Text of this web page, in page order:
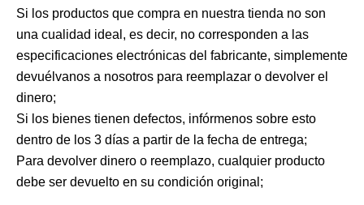
Si los productos que compra en nuestra tienda no son
una cualidad ideal, es decir, no corresponden a las
especificaciones electrónicas del fabricante, simplemente
devuélvanos a nosotros para reemplazar o devolver el
dinero;
Si los bienes tienen defectos, infórmenos sobre esto
dentro de los 3 días a partir de la fecha de entrega;
Para devolver dinero o reemplazo, cualquier producto
debe ser devuelto en su condición original;